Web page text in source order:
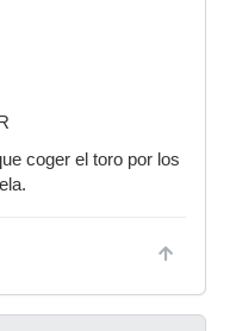
coger el toro por los